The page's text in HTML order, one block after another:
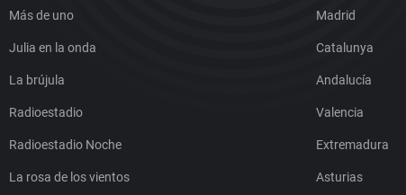
Más de uno
Julia en la onda
La brújula
Radioestadio
Radioestadio Noche
La rosa de los vientos
Madrid
Catalunya
Andalucía
Valencia
Extremadura
Asturias